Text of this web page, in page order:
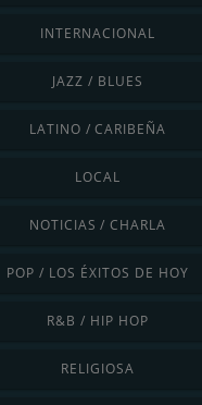
INTERNACIONAL
JAZZ / BLUES
LATINO / CARIBEÑA
LOCAL
NOTICIAS / CHARLA
POP / LOS ÉXITOS DE HOY
R&B / HIP HOP
RELIGIOSA